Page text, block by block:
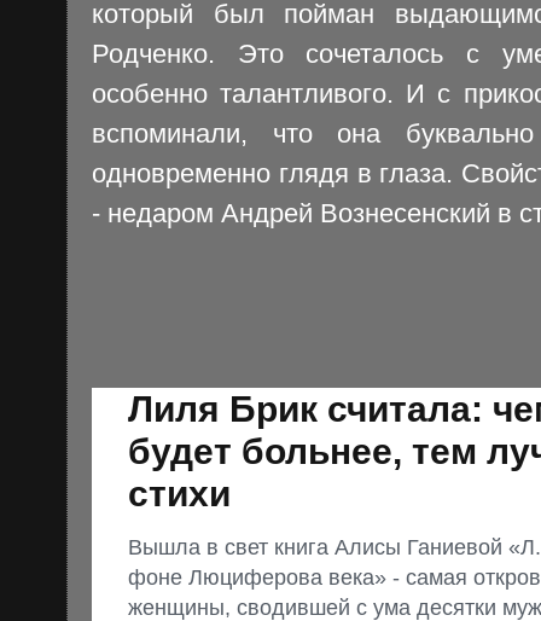
который был пойман
Родченко. Это сочеталось с
особенно талантливого. И с
вспоминали, что она
одновременно глядя в глаза.
- недаром Андрей Вознесенский в
Лиля Брик считала:
будет больнее, тем
стихи
Вышла в свет книга Алисы Ганиевой
фоне Люциферова века» - самая
женщины, сводившей с ума десятки